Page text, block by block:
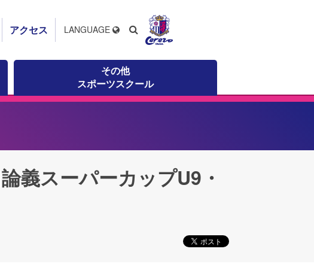
アクセス
その他
スポーツスクール
LANGUAGE
義スーパーカップU9・